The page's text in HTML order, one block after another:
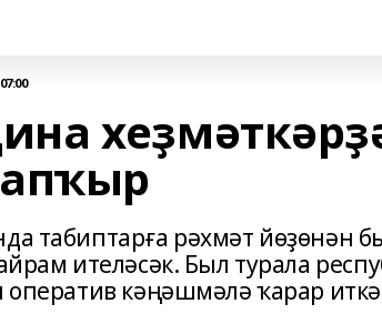
табиптарға рәхмәт йөҙөнән
ителәсәк. Был турала
оператив кәңәшмәлә ҡарар